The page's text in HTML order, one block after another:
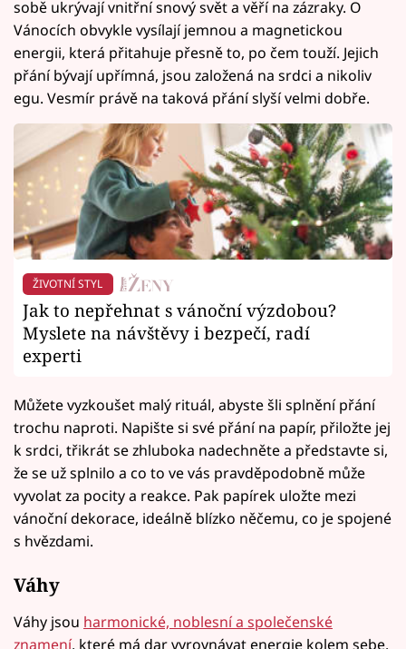
sobě ukrývají vnitřní snový svět a věří na zázraky. O
Vánocích obvykle vysílají jemnou a magnetickou
energii, která přitahuje přesně to, po čem touží. Jejich
přání bývají upřímná, jsou založená na srdci a nikoliv
egu. Vesmír právě na taková přání slyší velmi dobře.
ŽIVOTNÍ STYL
Jak to nepřehnat s vánoční výzdobou?
Myslete na návštěvy i bezpečí, radí
experti
Můžete vyzkoušet malý rituál, abyste šli splnění přání
trochu naproti. Napište si své přání na papír, přiložte jej
k srdci, třikrát se zhluboka nadechněte a představte si,
že se už splnilo a co to ve vás pravděpodobně může
vyvolat za pocity a reakce. Pak papírek uložte mezi
vánoční dekorace, ideálně blízko něčemu, co je spojené
s hvězdami.
Váhy
Váhy jsou harmonické, noblesní a společenské
znamení, které má dar vyrovnávat energie kolem sebe.